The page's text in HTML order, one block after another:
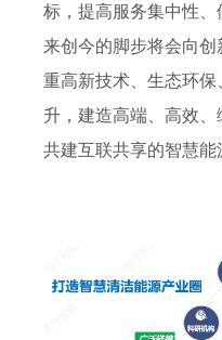
标，提高服务集中性
来创今的脚步将会向创
重高新技术、生态环
升，建造高端、高效、
共建互联共享的智慧能